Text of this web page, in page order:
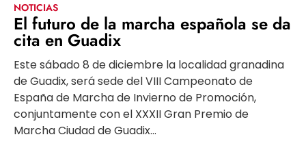
NOTICIAS
El futuro de la marcha española se da
cita en Guadix
Este sábado 8 de diciembre la localidad granadina
de Guadix, será sede del VIII Campeonato de
España de Marcha de Invierno de Promoción,
conjuntamente con el XXXII Gran Premio de
Marcha Ciudad de Guadix...